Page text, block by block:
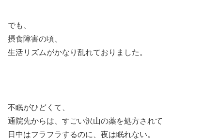
でも、
摂食障害の頃、
生活リズムがかなり乱れておりました。
不眠がひどくて、
通院先からは、すごい沢山の薬を処方されて
日中はフラフラするのに、夜は眠れない。